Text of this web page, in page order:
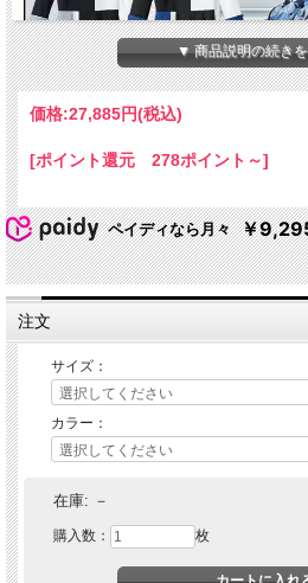
▼ 商品説明の続き
価格:27,885円(税込)
[ポイント還元 278ポイント～]
ペイディなら月々 ￥
注文
サイズ：
カラー：
在庫: －
購入数： 枚